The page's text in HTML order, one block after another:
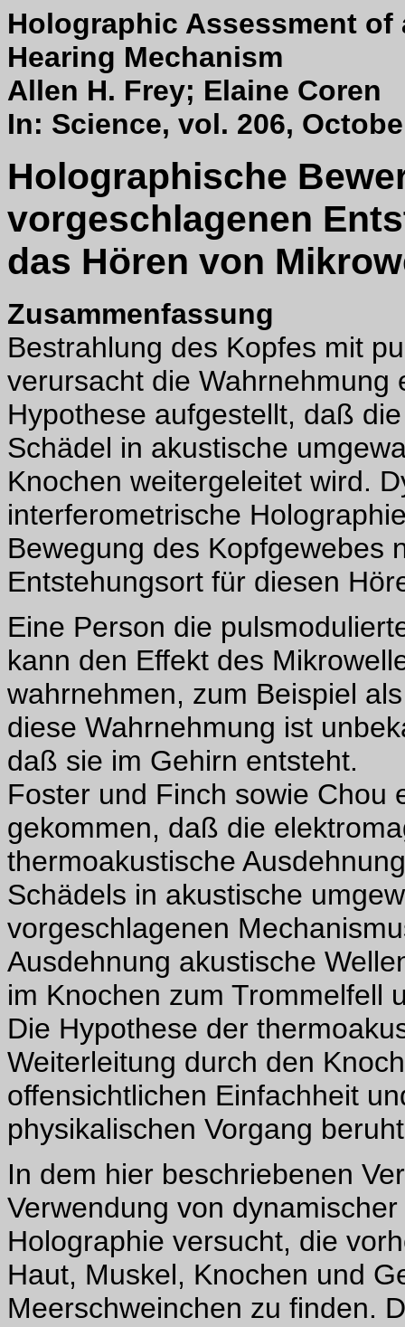
Holographic Assessment
Hearing Mechanism
Allen H. Frey; Elaine Coren
In: Science, vol. 206,
Holographische
vorgeschlagenen
das Hören von
Zusammenfassung
Bestrahlung des Kopfes mit
verursacht die Wahrnehmung
Hypothese aufgestellt, daß
Schädel in akustische
Knochen weitergeleitet wird.
interferometrische
Bewegung des Kopfgewebes
Entstehungsort für diesen
Eine Person die
kann den Effekt des
wahrnehmen, zum Beispiel
diese Wahrnehmung ist
daß sie im Gehirn entsteht.
Foster und Finch sowie Chou
gekommen, daß die
thermoakustische
Schädels in akustische
vorgeschlagenen
Ausdehnung akustische
im Knochen zum Trommelfell
Die Hypothese der
Weiterleitung durch den
offensichtlichen Einfachheit
physikalischen Vorgang
In dem hier beschriebenen
Verwendung von
Holographie versucht, die
Haut, Muskel, Knochen und
Meerschweinchen zu finden.